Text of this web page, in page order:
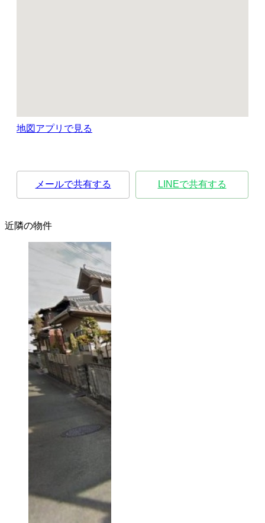
地図アプリで見る
メールで共有する LINEで共有する
近隣の物件